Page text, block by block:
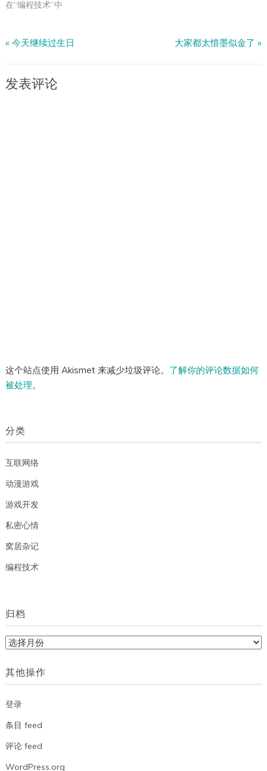
在“编程技术”中
« 今天继续过生日 大家都太惜墨似金了 »
发表评论
这个站点使用 Akismet 来减少垃圾评论。 了解你的评论数据如何
被处理。
分类
互联网络
动漫游戏
游戏开发
私密心情
窝居杂记
编程技术
归档
归
其他操作
登录
条目 feed
评论 feed
WordPress.org